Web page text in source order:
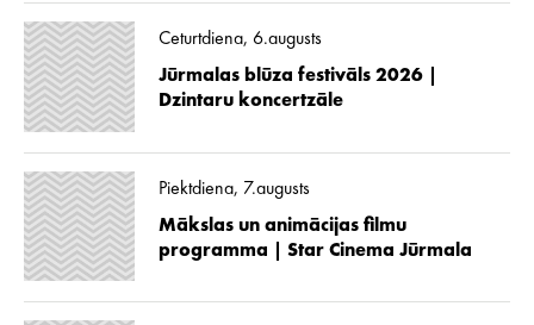
Ceturtdiena, 6.augusts
Jūrmalas blūza festivāls 2026 |
Dzintaru koncertzāle
Piektdiena, 7.augusts
Mākslas un animācijas filmu
programma | Star Cinema Jūrmala